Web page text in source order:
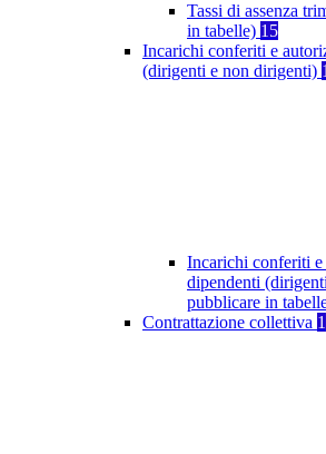
Tassi di assenza
in tabelle) 15
Incarichi conferiti e
(dirigenti e non dirigenti)
Incarichi conferiti e
dipendenti
pubblicare in
Contrattazione collettiva 1